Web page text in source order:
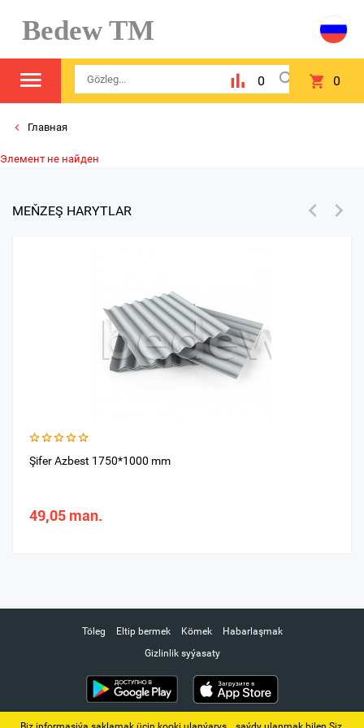
Bedew TM
0 0
Главная
Элемент не найден
MEŇZEŞ HARYTLAR
Şifer Azbest 1750*1000 mm
49,05 man.
Töleg Eltip bermek Kömek
Habarlaşmak
Gizlinlik syýasaty